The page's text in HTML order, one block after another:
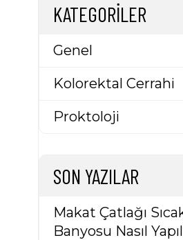
KATEGORILER
Genel
Kolorektal Cerrahi
Proktoloji
SON YAZILAR
Makat Çatlağı
Banyosu Nasıl